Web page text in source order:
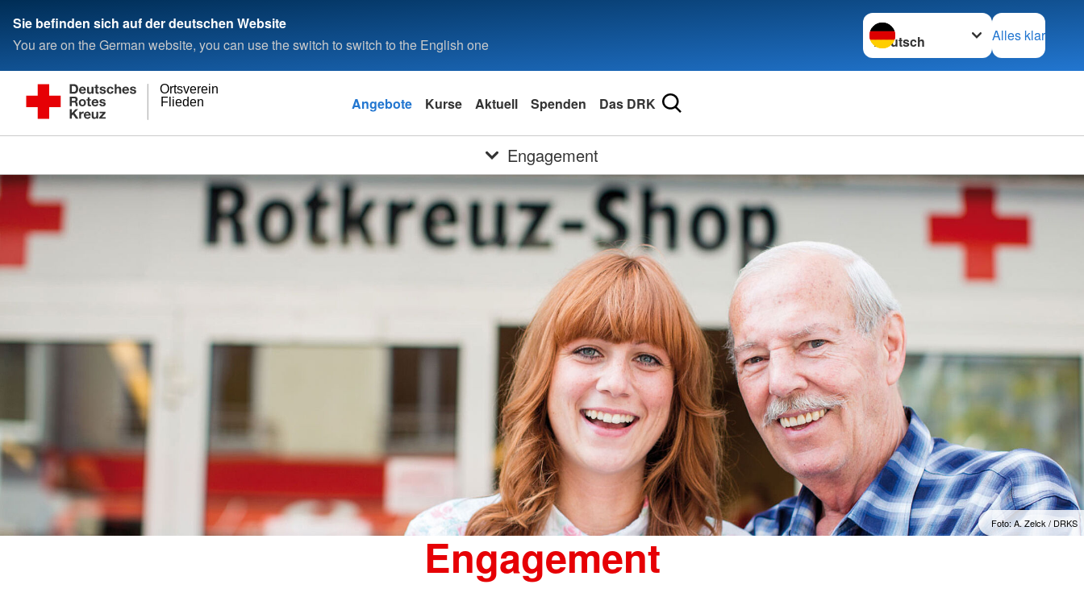
Sie befinden sich auf der deutschen Website
You are on the German website, you can use the switch to switch to the English one
Sprache wechseln zu
Alles klar
Flieden
Ortsverein
Angebote Kurse Aktuell Spenden Das DRK
Engagement
Foto: A. Zelck / DRKS
Engagement